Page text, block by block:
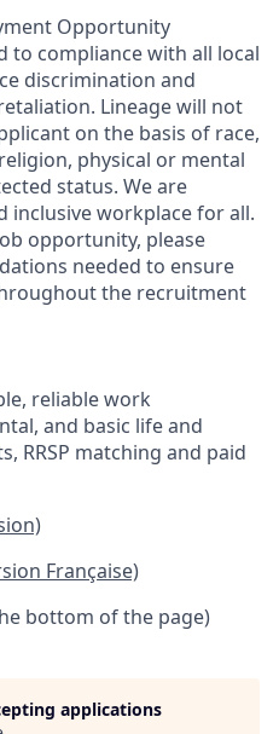
Opportunity
to compliance with all local
discrimination and
Lineage will not
on the basis of race,
physical or mental
status. We are
inclusive workplace for all.
opportunity, please
needed to ensure
the recruitment
reliable work
and basic life and
RRSP matching and paid
Française)
bottom of the page)
applications